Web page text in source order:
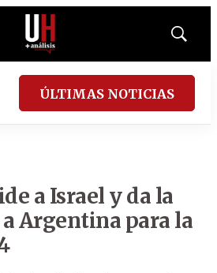
Mostrar
ÚLTIMAS NOTICIAS
a Israel y da la
Argentina para la